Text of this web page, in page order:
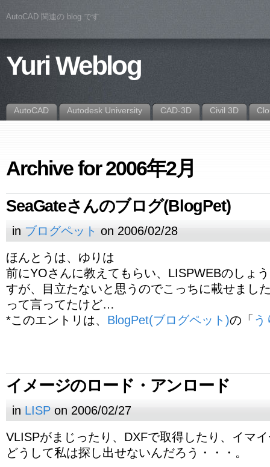
AutoCAD 関連の blog です
Yuri Weblog
AutoCAD Autodesk University CAD-3D Civil 3D
Archive for 2006年2月
SeaGateさんのブログ(BlogPet)
in ブログペット on 2006/02/28
ほんとうは、ゆりは
前にYOさんに教えてもらい、LISPWEBのしょ
すが、目立たないと思うのでこっちに載せまし
って言ってたけど…
*このエントリは、 BlogPet(ブログペット)の「 う
イメージのロード・アンロード
in LISP on 2006/02/27
VLISPがまじったり、DXFで取得したり、イマ
どうして私は探し出せないんだろう・・・。